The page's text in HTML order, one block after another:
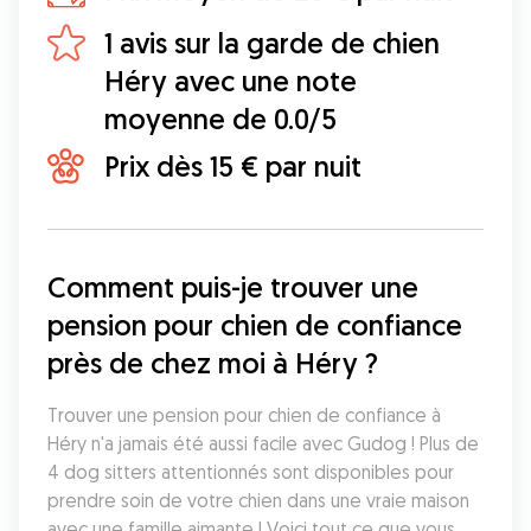
1 avis sur la garde de chien
Héry avec une note
moyenne de 0.0/5
Prix dès 15 € par nuit
Comment puis-je trouver une
pension pour chien de confiance
près de chez moi à Héry ?
Trouver une pension pour chien de confiance à
Héry n'a jamais été aussi facile avec Gudog ! Plus de
4 dog sitters attentionnés sont disponibles pour
prendre soin de votre chien dans une vraie maison